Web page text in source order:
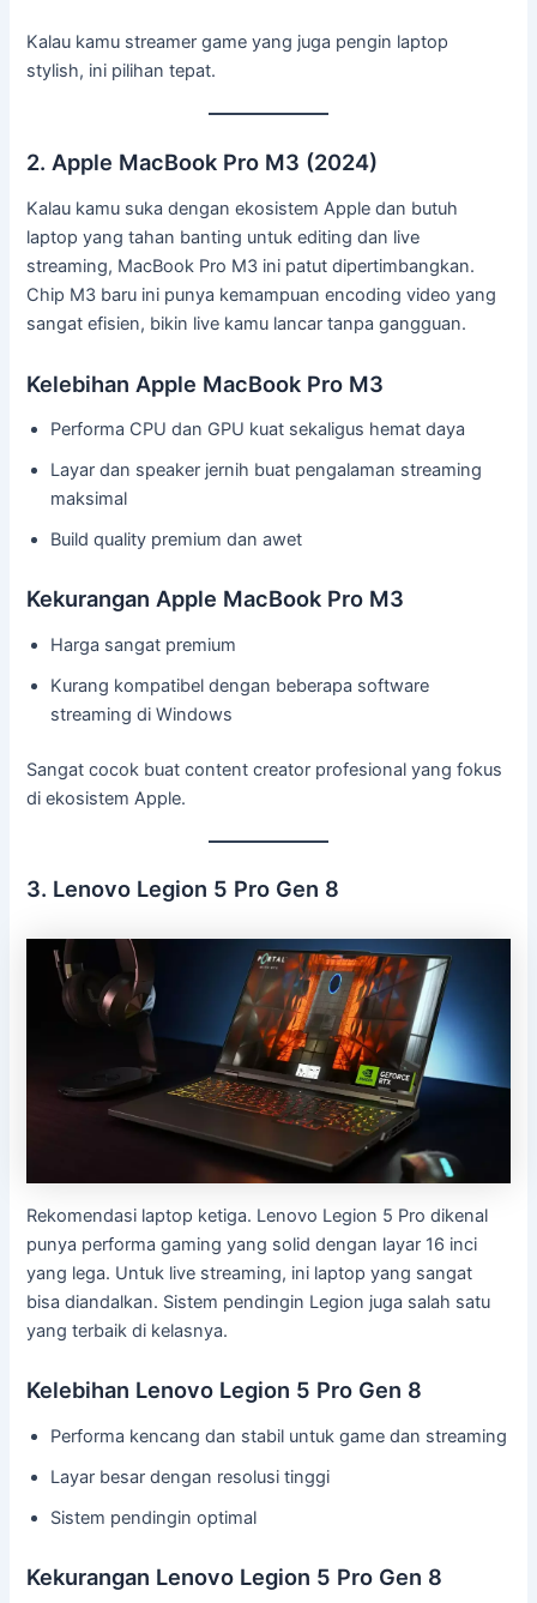
Kalau kamu streamer game yang juga pengin laptop
stylish, ini pilihan tepat.
2. Apple MacBook Pro M3 (2024)
Kalau kamu suka dengan ekosistem Apple dan butuh
laptop yang tahan banting untuk editing dan live
streaming, MacBook Pro M3 ini patut dipertimbangkan.
Chip M3 baru ini punya kemampuan encoding video yang
sangat efisien, bikin live kamu lancar tanpa gangguan.
Kelebihan Apple MacBook Pro M3
Performa CPU dan GPU kuat sekaligus hemat daya
Layar dan speaker jernih buat pengalaman streaming
maksimal
Build quality premium dan awet
Kekurangan Apple MacBook Pro M3
Harga sangat premium
Kurang kompatibel dengan beberapa software
streaming di Windows
Sangat cocok buat content creator profesional yang fokus
di ekosistem Apple.
3. Lenovo Legion 5 Pro Gen 8
Rekomendasi laptop ketiga. Lenovo Legion 5 Pro dikenal
punya performa gaming yang solid dengan layar 16 inci
yang lega. Untuk live streaming, ini laptop yang sangat
bisa diandalkan. Sistem pendingin Legion juga salah satu
yang terbaik di kelasnya.
Kelebihan Lenovo Legion 5 Pro Gen 8
Performa kencang dan stabil untuk game dan streaming
Layar besar dengan resolusi tinggi
Sistem pendingin optimal
Kekurangan Lenovo Legion 5 Pro Gen 8